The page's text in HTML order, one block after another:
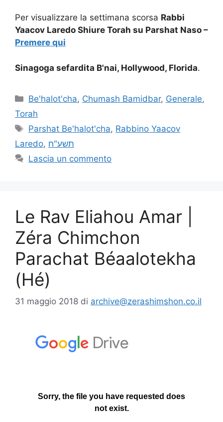
Per visualizzare la settimana scorsa Rabbi
Yaacov Laredo Shiure Torah su Parshat Naso –
Premere qui
Sinagoga sefardita B'nai, Hollywood, Florida.
Be'halot'cha, Chumash Bamidbar, Generale,
Torah
Parshat Be'halot'cha, Rabbino Yaacov
Laredo, תשע"ח
Lascia un commento
Le Rav Eliahou Amar |
Zéra Chimchon
Parachat Béaalotekha
(Hé)
31 maggio 2018 di archive@zerashimshon.co.il